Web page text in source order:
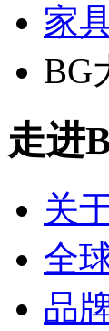
家
BG
走进
关
全
品